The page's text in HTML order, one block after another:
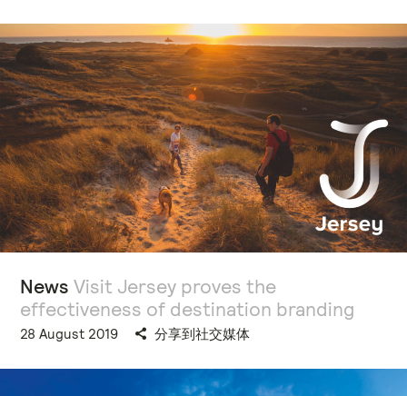
News Visit Jersey proves the
effectiveness of destination branding
28 August 2019 分享到社交媒体